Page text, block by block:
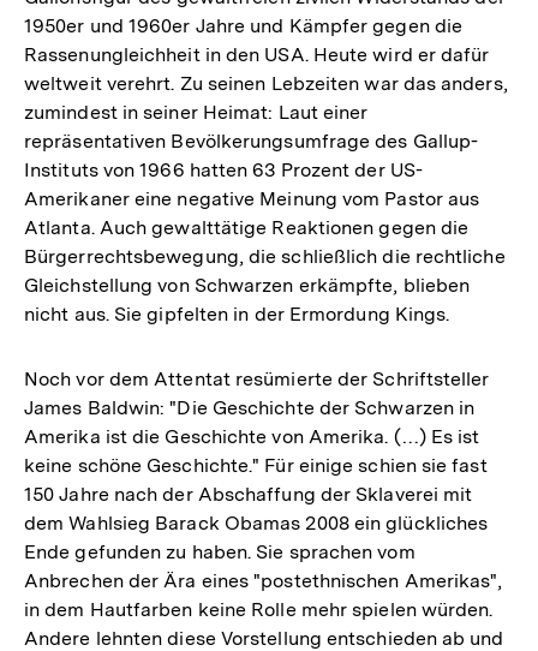
1950er und 1960er Jahre und Kämpfer gegen die
Rassenungleichheit in den USA. Heute wird er dafür
weltweit verehrt. Zu seinen Lebzeiten war das anders,
zumindest in seiner Heimat: Laut einer
repräsentativen Bevölkerungsumfrage des Gallup-
Instituts von 1966 hatten 63 Prozent der US-
Amerikaner eine negative Meinung vom Pastor aus
Atlanta. Auch gewalttätige Reaktionen gegen die
Bürgerrechtsbewegung, die schließlich die rechtliche
Gleichstellung von Schwarzen erkämpfte, blieben
nicht aus. Sie gipfelten in der Ermordung Kings.
Noch vor dem Attentat resümierte der Schriftsteller
James Baldwin: "Die Geschichte der Schwarzen in
Amerika ist die Geschichte von Amerika. (…) Es ist
keine schöne Geschichte." Für einige schien sie fast
150 Jahre nach der Abschaffung der Sklaverei mit
dem Wahlsieg Barack Obamas 2008 ein glückliches
Ende gefunden zu haben. Sie sprachen vom
Anbrechen der Ära eines "postethnischen Amerikas",
in dem Hautfarben keine Rolle mehr spielen würden.
Andere lehnten diese Vorstellung entschieden ab und